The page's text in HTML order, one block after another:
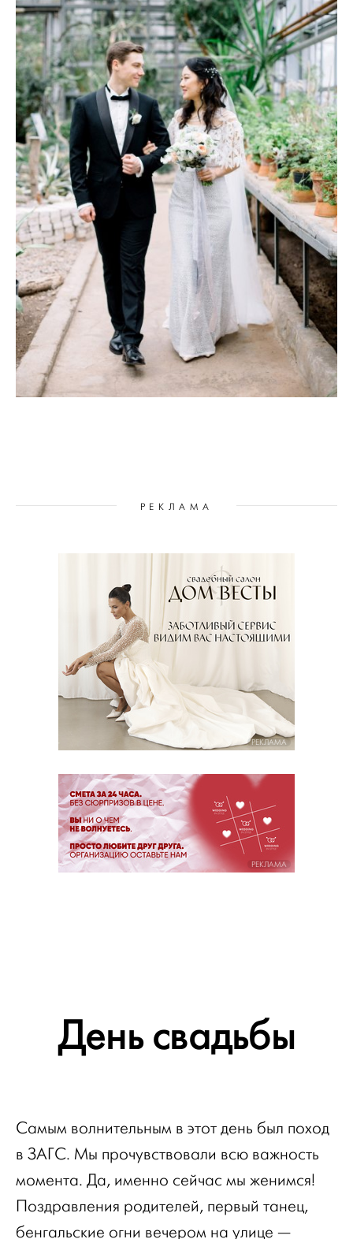
РЕКЛАМА
РЕКЛАМА
РЕКЛАМА
День свадьбы
Самым волнительным в этот день был поход
в ЗАГС. Мы прочувствовали всю важность
момента. Да, именно сейчас мы женимся!
Поздравления родителей, первый танец,
бенгальские огни вечером на улице —